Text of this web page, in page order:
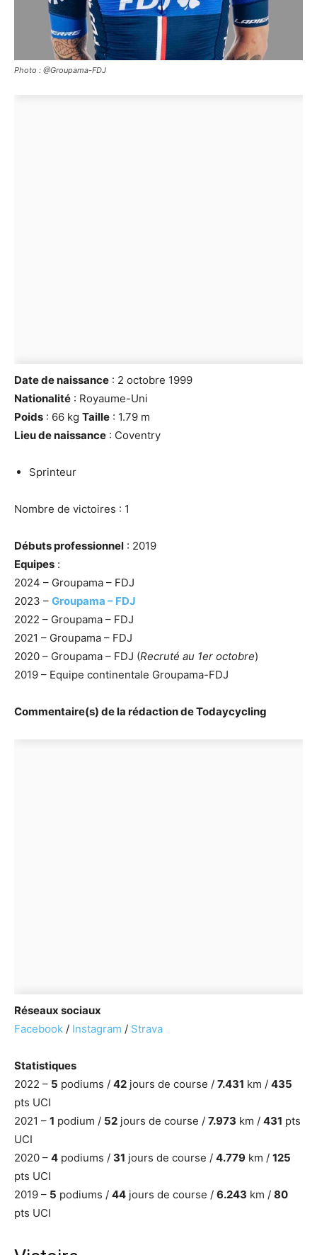
Photo : @Groupama-FDJ
Date de naissance : 2 octobre 1999
Nationalité : Royaume-Uni
Poids : 66 kg Taille : 1.79 m
Lieu de naissance : Coventry
Sprinteur
Nombre de victoires : 1
Débuts professionnel : 2019
Equipes :
2024 – Groupama – FDJ
2023 – Groupama – FDJ
2022 – Groupama – FDJ
2021 – Groupama – FDJ
2020 – Groupama – FDJ (Recruté au 1er octobre)
2019 – Equipe continentale Groupama-FDJ
Commentaire(s) de la rédaction de Todaycycling
Réseaux sociaux
Facebook / Instagram / Strava
Statistiques
2022 – 5 podiums / 42 jours de course / 7.431 km / 435
pts UCI
2021 – 1 podium / 52 jours de course / 7.973 km / 431 pts
UCI
2020 – 4 podiums / 31 jours de course / 4.779 km / 125
pts UCI
2019 – 5 podiums / 44 jours de course / 6.243 km / 80
pts UCI